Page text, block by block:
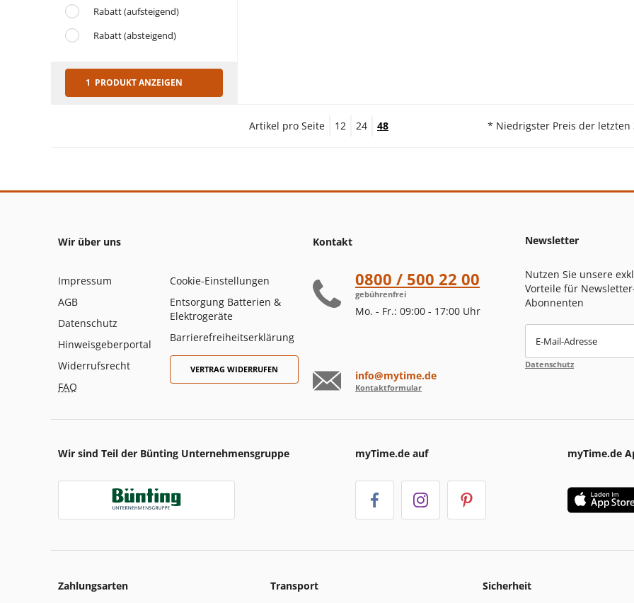
Rabatt (aufsteigend)
Rabatt (absteigend)
1 PRODUKT ANZEIGEN
Artikel pro Seite 12 24 48 * Niedrigster Preis der letzten
Wir über uns
Impressum
AGB
Datenschutz
Hinweisgeberportal
Widerrufsrecht
FAQ
Cookie-Einstellungen
Entsorgung Batterien &
Elektrogeräte
Barrierefreiheitserklärung
VERTRAG WIDERRUFEN
Kontakt
0800 / 500 22 00
gebührenfrei
Mo. - Fr.: 09:00 - 17:00 Uhr
info@mytime.de
Kontaktformular
Newsletter
Nutzen Sie unsere
Vorteile für
Abonnenten
E-Mail-Adresse
Datenschutz
Wir sind Teil der Bünting Unternehmensgruppe myTime.de auf myTime.de
Zahlungsarten Transport Sicherheit